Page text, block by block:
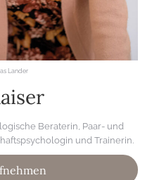
Lander
Beraterin, Paar- und
und Trainerin.